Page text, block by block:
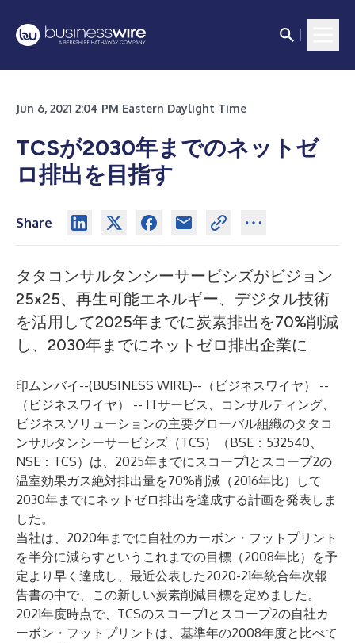
Jun 6, 2021 2:04 PM Eastern Daylight Time
TCSが2030年までのネットゼ
ロ排出を目指す
Share
タタコンサルタンシーサービシズがビジョン
25x25、再生可能エネルギー、デジタル技術
を活用して2025年までに炭素排出を70%削減
し、2030年までにネットゼロ排出企業に
印ムンバイ--(BUSINESS WIRE)-- （ビジネスワイヤ） --
（ビジネスワイヤ） -- ITサービス、コンサルティング、
ビジネスソリューションの主要グローバル組織のタタコ
ンサルタンシーサービシズ（TCS）（BSE：532540、
NSE：TCS）は、2025年までにスコープ1とスコープ2の
温室効果ガス絶対排出量を70%削減（2016年比）して
2030年までにネットゼロ排出を達成する計画を発表しま
した。
当社は、2020年までに自社のカーボン・フットプリント
を半分に減らすというこれまでの目標（2008年比）を予
定より早く達成し、最近公表した2020-21年統合年次報
告書の中で、この新しい炭素削減目標を定めました。
2021年度時点で、TCSのスコープ1とスコープ2の自社カ
ーボン・フットプリントは、基準年の2008年度と比べて